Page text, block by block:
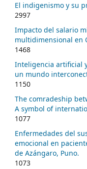
El indigenismo y su
2997
Impacto del salario
multidimensional en
1468
Inteligencia artificial
un mundo
1150
The comradeship
A symbol of
1077
Enfermedades del
emocional en
de Azángaro, Puno.
1073